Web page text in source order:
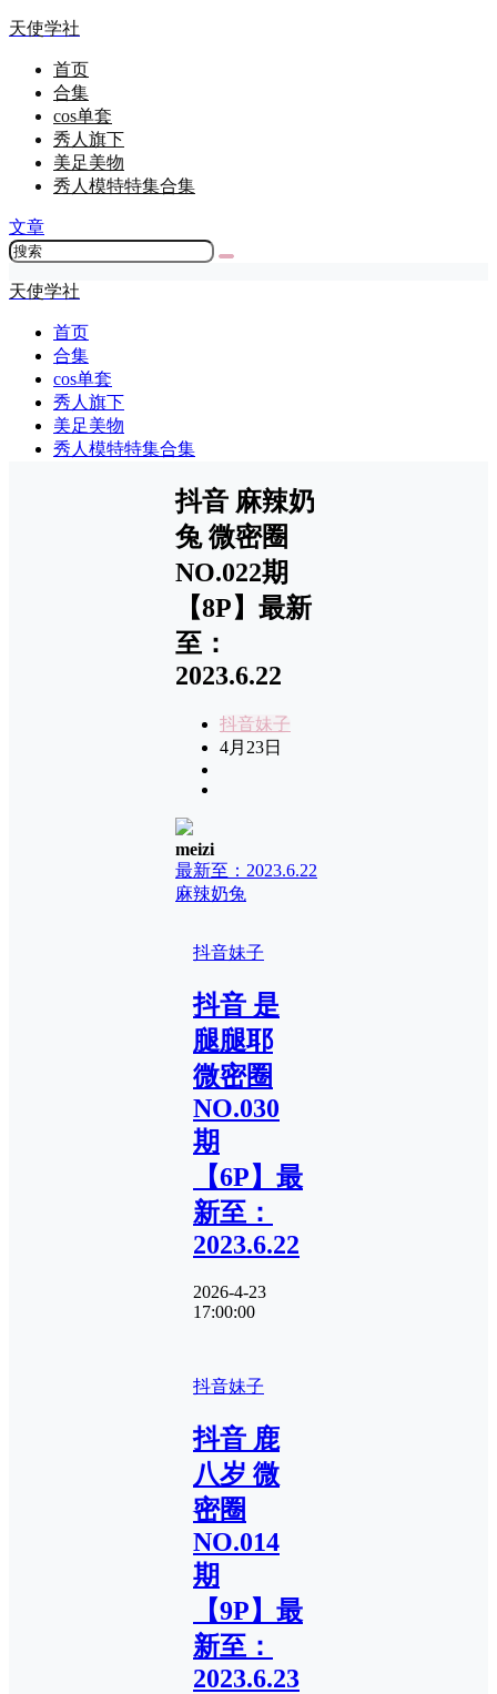
天使学社
首页
合集
cos单套
秀人旗下
美足美物
秀人模特特集合集
文章
天使学社
首页
合集
cos单套
秀人旗下
美足美物
秀人模特特集合集
抖音 麻辣奶
兔 微密圈
NO.022期
【8P】最新
至：
2023.6.22
抖音妹子
4月23日
meizi
最新至：2023.6.22
麻辣奶兔
抖音妹子
抖音 是
腿腿耶
微密圈
NO.030
期
【6P】最
新至：
2023.6.22
2026-4-23
17:00:00
抖音妹子
抖音 鹿
八岁 微
密圈
NO.014
期
【9P】最
新至：
2023.6.23